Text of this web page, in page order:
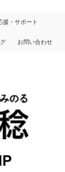
援・サポート
お問い合わせ